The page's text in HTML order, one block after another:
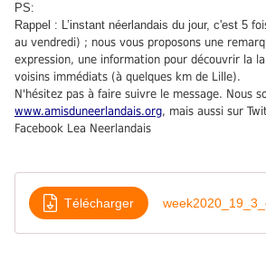
PS:
Rappel : L’instant néerlandais du jour, c'est 5
au vendredi) ; nous vous proposons une
expression, une information pour découvrir la
voisins immédiats (à quelques km de Lille).
N'hésitez pas à faire suivre le message. Nous
www.amisduneerlandais.org, mais aussi sur
Facebook Lea Neerlandais
Télécharger